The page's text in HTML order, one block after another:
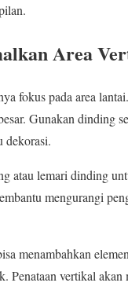
Area
fokus pada area
Gunakan dinding
dekorasi.
atau lemari dinding
mengurangi
menambahkan
Penataan vertikal akan